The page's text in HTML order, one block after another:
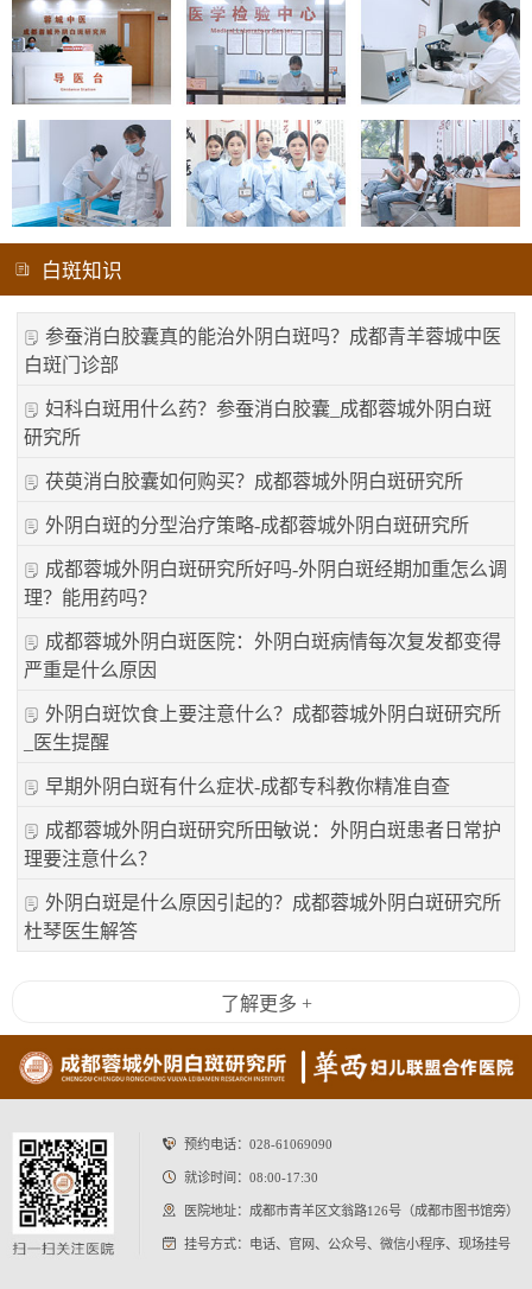
白斑知识
参蚕消白胶囊真的能治外阴白斑吗？成都青羊蓉城中医
白斑门诊部
妇科白斑用什么药？参蚕消白胶囊_成都蓉城外阴白斑
研究所
茯萸消白胶囊如何购买？成都蓉城外阴白斑研究所
外阴白斑的分型治疗策略-成都蓉城外阴白斑研究所
成都蓉城外阴白斑研究所好吗-外阴白斑经期加重怎么调
理？能用药吗？
成都蓉城外阴白斑医院：外阴白斑病情每次复发都变得
严重是什么原因
外阴白斑饮食上要注意什么？成都蓉城外阴白斑研究所
_医生提醒
早期外阴白斑有什么症状-成都专科教你精准自查
成都蓉城外阴白斑研究所田敏说：外阴白斑患者日常护
理要注意什么？
外阴白斑是什么原因引起的？成都蓉城外阴白斑研究所
杜琴医生解答
了解更多 +
预约电话： 028-61069090
就诊时间：08:00-17:30
医院地址：成都市青羊区文翁路126号（成都市图书馆旁）
挂号方式：电话、官网、公众号、微信小程序、现场挂号